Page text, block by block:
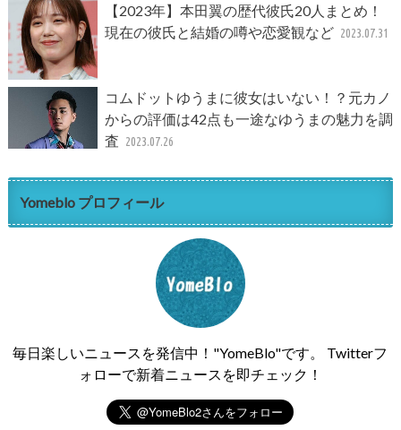
【2023年】本田翼の歴代彼氏20人まとめ！
現在の彼氏と結婚の噂や恋愛観など 2023.07.31
コムドットゆうまに彼女はいない！？元カノ
からの評価は42点も一途なゆうまの魅力を調
査 2023.07.26
Yomeblo プロフィール
毎日楽しいニュースを発信中！"YomeBlo"です。 Twitterフ
ォローで新着ニュースを即チェック！